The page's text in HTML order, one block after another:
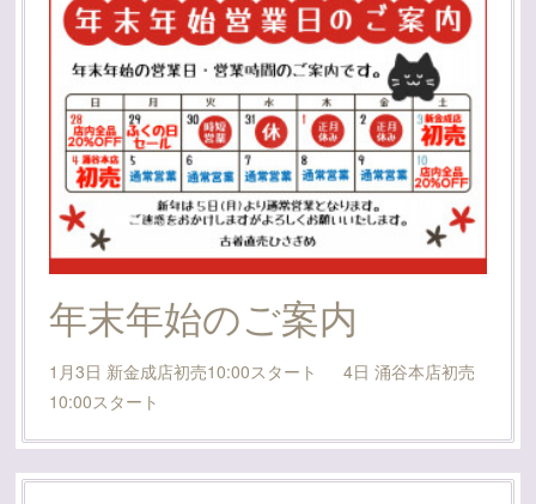
年末年始のご案内
1月3日 新金成店初売10:00スタート 4日 涌谷本店初売
10:00スタート